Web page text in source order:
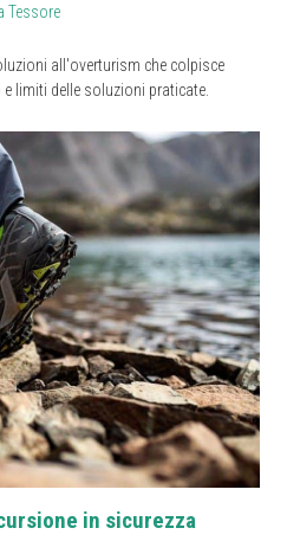
Tessore
all'overturism che colpisce
limiti delle soluzioni praticate.
in sicurezza